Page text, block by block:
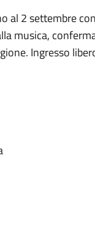
al 2 settembre
musica,
Ingresso